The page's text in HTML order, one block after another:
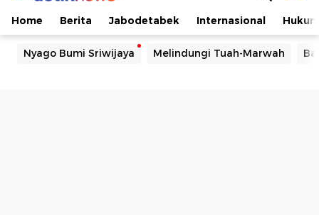
Home Berita Jabodetabek Internasional Hukum
Nyago Bumi Sriwijaya Melindungi Tuah-Marwah